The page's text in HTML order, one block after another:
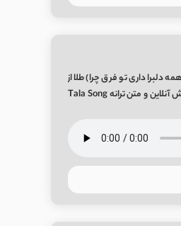
دلبرا داری تو فرق چرا) طلا از
هنرمند حمید اصغری با کیفیت عالی 320 و 128 به همراه پخش آنلاین و متن ترانه Tala Song